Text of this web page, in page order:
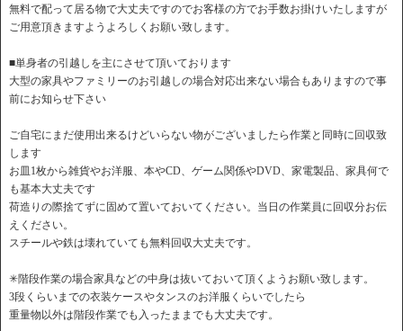
無料で配って居る物で大丈夫ですのでお客様の方でお手数お掛けいたしますが
ご用意頂きますようよろしくお願い致します。
■単身者の引越しを主にさせて頂いております
大型の家具やファミリーのお引越しの場合対応出来ない場合もありますので事
前にお知らせ下さい
ご自宅にまだ使用出来るけどいらない物がございましたら作業と同時に回収致
します
お皿1枚から雑貨やお洋服、本やCD、ゲーム関係やDVD、家電製品、家具何で
も基本大丈夫です
荷造りの際捨てずに固めて置いておいてください。当日の作業員に回収分お伝
えください。
スチールや鉄は壊れていても無料回収大丈夫です。
✳︎階段作業の場合家具などの中身は抜いておいて頂くようお願い致します。
3段くらいまでの衣装ケースやタンスのお洋服くらいでしたら
重量物以外は階段作業でも入ったままでも大丈夫です。